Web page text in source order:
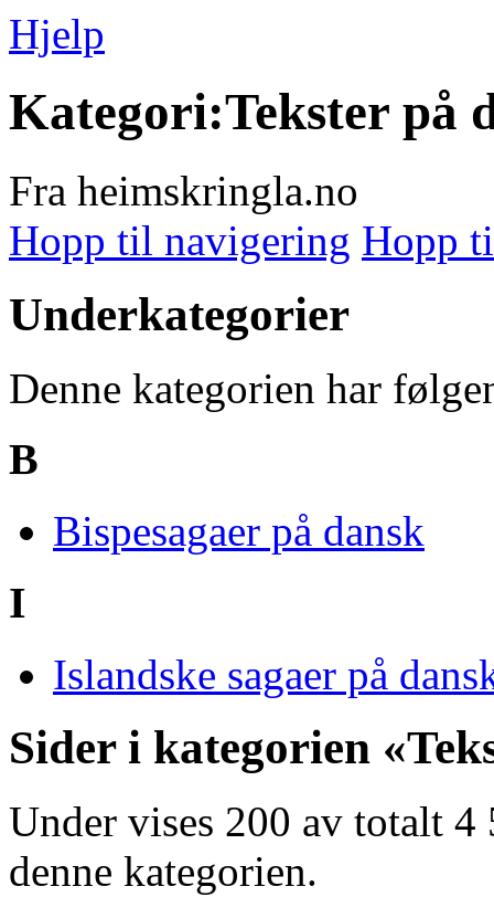
Hjelp
Kategori:Tekster på
Fra heimskringla.no
Hopp til navigering Hopp
Underkategorier
Denne kategorien har
B
Bispesagaer på dansk
I
Islandske sagaer på
Sider i kategorien
Under vises 200 av totalt 4
denne kategorien.